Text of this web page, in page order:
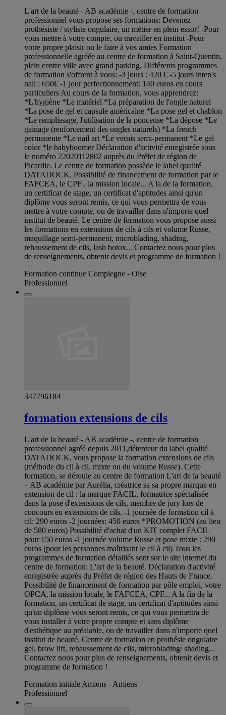
L'art de la beauté - AB académie -, centre de formation
professionnel vous propose ses formations: Devenez
prothésiste / styliste ongulaire, un métier en plein essor! -Pour
vous mettre à votre compte, ou travailler en institut -Pour
votre propre plaisir ou le faire à vos amies Formation
professionnelle agréée au centre de formation à Saint-Quentin,
plein centre ville avec grand parking. Différents programmes
de formation s'offrent à vous: -3 jours : 420 € -5 jours inten's
nail : 650€ -1 jour perfectionnement: 140 euros en cours
particuliers Au cours de la formation, vous apprendrez:
*L'hygiène *Le matériel *La préparation de l'ongle naturel
*La pose de gel et capsule américaine *La pose gel et chablon
*Le remplissage, l'utilisation de la ponceuse *La dépose *Le
gainage (renforcement des ongles naturels) *La french
permanente *Le nail art *Le vernis semi-permanent *Le gel
color *le babyboomer Déclaration d'activité enregistrée sous
le numéro 22020112802 auprès du Préfet de région de
Picardie. Le centre de formation possède le label qualité
DATADOCK. Possibilité de financement de formation par le
FAFCEA, le CPF , la mission locale... A la de la formation,
un certificat de stage, un certificat d'aptitudes ainsi qu'un
diplôme vous seront remis, ce qui vous permettra de vous
mettre à votre compte, ou de travailler dans n'importe quel
institut de beauté. Le centre de formation vous propose aussi
les formations en extensions de cils à cils et volume Russe,
maquillage semi-permanent, microblading, shading,
rehaussement de cils, lash botox... Contactez nous pour plus
de renseignements, obtenir devis et programme de formation !
Formation continue Compiegne - Oise
Professionnel
347796184
formation extensions de cils
L'art de la beauté - AB académie -, centre de formation
professionnel agréé depuis 2011,détenteur du label qualité
DATADOCK, vous propose la formation extensions de cils
(méthode du cil à cil, mixte ou du volume Russe). Cette
formation, se déroule au centre de formation L'art de la beauté
– AB académie par Aurélia, créatrice sa sa propre marque en
extension de cil : la marque FACIL, formatrice spécialisée
dans la pose d'extensions de cils, membre de jury lors de
concours en extensions de cils. -1 journée de formation cil à
cil: 290 euros -2 journées: 450 euros *PROMOTION (au lieu
de 580 euros) Possibilité d'achat d'un KIT complet FACIL
pour 150 euros -1 journée volume Russe et pose mixte : 290
euros (pour les personnes maîtrisant le cil à cil) Tous les
programmes de formation détaillés sont sur le site internet du
centre de formation: L'art de la beauté. Déclaration d'activité
enregistrée auprès du Préfet de région des Hauts de France.
Possibilité de financement de formation par pôle emploi, votre
OPCA, la mission locale, le FAFCEA, CPF... A la fin de la
formation, un certificat de stage, un certificat d'aptitudes ainsi
qu'un diplôme vous seront remis, ce qui vous permettra de
vous installer à votre propre compte et sans diplôme
d'esthétique au préalable, ou de travailler dans n'importe quel
institut de beauté. Centre de formation en prothésie ongulaire
gel, brow lift, rehaussement de cils, microblading/ shading...
Contactez nous pour plus de renseignements, obtenir devis et
programme de formation !
Formation initiale Amiens - Amiens
Professionnel